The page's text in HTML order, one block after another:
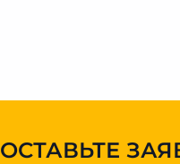
ОСТАВЬТЕ